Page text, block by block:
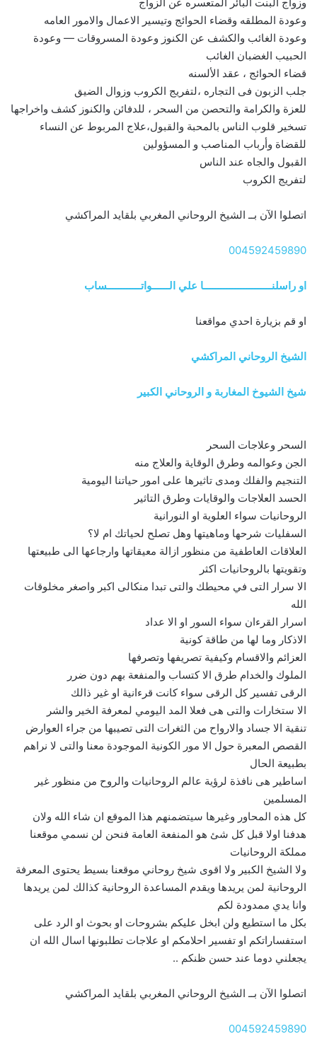
وعودة المطلقه وقضاء الحوائج وتيسير الاعمال والامور العامه
وعودة الغائب والكشف عن الكنوز وعودة المسروقات — وعودة
الحبيب الغضبان الغائب
قضاء الحوائج ، عقد الألسنه
جلب الزبون فى التجاره ،لتفريج الكروب وزوال الضيق
للعزة والكرامة والتحصن من السحر ، للدفائن والكنوز كشف واخراجها
تسخير قلوب الناس بالمحبة والقبول،علاج المربوط عن النساء
للقضاة وأرباب المناصب و المسؤولين
القبول والجاه عند الناس
لتفريج الكروب
اتصلوا الآن بــ الشيخ الروحاني المغربي بلقايد المراكشي
004592459890
او راسلنــــــــــــــــــــــــا علي الــــــواتــــــــــــساب
او قم بزيارة احدي مواقعنا
الشيخ الروحاني المراكشي
شيخ الشيوخ المغاربة و الروحاني الكبير
السحر وعلاجات السحر
الجن وعوالمه وطرق الوقاية والعلاج منه
التنجيم والفلك ومدى تاثيرها على امور حياتنا اليومية
الحسد العلاجات والوقايات وطرق التاثير
الروحانيات سواء العلوية او النورانية
السفليات شرحها وماهيتها وهل تصلح لحياتك ام لا؟
العلاقات العاطفية من منظور ازالة معيقاتها وارجاعها الى طبيعتها
وتقويتها بالروحانيات اكثر
الا سرار التى في محيطك والتى تبدا منكالى اكبر واصغر مخلوقات
الله
اسرار القرءان سواء السور او الا عداد
الاذكار وما لها من طاقة كونية
العزائم والاقسام وكيفية تصريفها وتصرفها
الملوك والخدام طرق الا كتساب والمنفعة بهم دون ضرر
الرقى تفسير كل الرقى سواء كانت قرءانية او غير ذالك
الا ستخارات والتى هى فعلا المد اليومي لمعرفة الخير والشر
تنقية الا جساد والارواح من الثغرات التى تصيبها من جراء العوارض
القصص المعبرة حول الا مور الكونية الموجودة معنا والتى لا نراهم
بطبيعة الحال
اساطير هى نافذة لرؤية عالم الروحانيات والروح من منظور غير
المسلمين
كل هذه المحاور وغيرها سيتضمنهم هذا الموقع ان شاء الله ولان
هدفنا اولا قبل كل شئ هو المنفعة العامة فنحن لن نسمي موقعنا
مملكة الروحانيات
ولا الشيخ الكبير ولا اقوى شيخ روحاني موقعنا بسيط يحتوى المعرفة
الروحانية لمن يريدها ويقدم المساعدة الروحانية كذالك لمن يريدها
وانا يدي ممدودة لكم
بكل ما استطيع ولن ابخل عليكم بشروحات او بحوث او الرد على
استفساراتكم او تفسير احلامكم او علاجات تطلبونها اسال الله ان
يجعلني دوما عند حسن ظنكم ..
اتصلوا الآن بــ الشيخ الروحاني المغربي بلقايد المراكشي
004592459890